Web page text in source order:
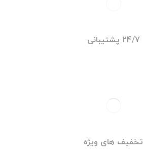
24/7 پشتیبانی
تخفیف های ویژه